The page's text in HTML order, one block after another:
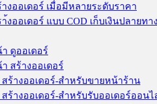
างออเดอร์ เมื่อมีหลายระดับราคา
งออเดอร์ แบบ COD เก็บเงินปลายทาง
ดูออเดอร์
สร้างออเดอร์
สร้างออเดอร์-สำหรับขายหน้าร้าน
สร้างออเดอร์-สำหรับรับออเดอร์ออน